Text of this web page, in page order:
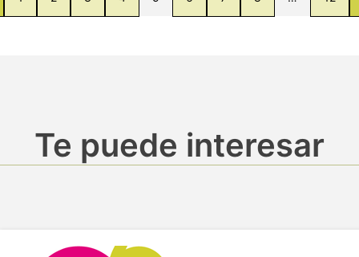
Te puede interesar